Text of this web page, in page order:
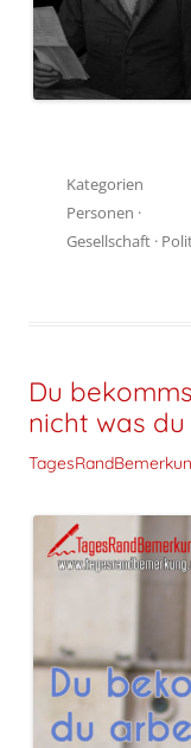
Kategorien
Personen ·
Gesellschaft ·
Du
nicht was